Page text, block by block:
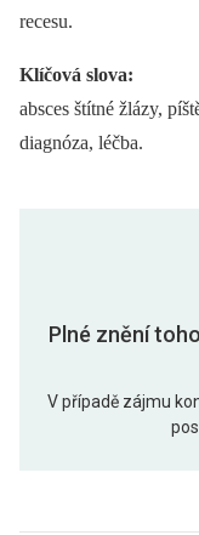
recesu.
Klíčová slova:
absces štítné žlázy,
diagnóza, léčba.
Plné znění
V případě zájmu